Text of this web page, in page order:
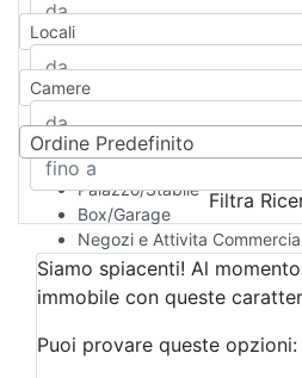
Attico/Mansarda
Rustico/Casale
Camera d'Albergo
Multiproprietà
Palazzo/Stabile
Box/Garage
Negozi e Attivita
Qualsiasi
Attività/Licenza
Azienda Agricola
Bar/Ristorante
Locali
Camere
Ordine Predefinito
Filtra
Siamo spiacenti! Al
immobile con queste
Puoi provare queste opzioni: